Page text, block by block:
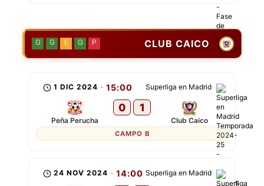
CLUB CAICO
G G E G P
Superliga en Madrid
1 DIC 2024 - 15:00
Peña Perucha
0 1
Club Caico
CAMPO B
Superliga en Madrid
24 NOV 2024 - 14:00